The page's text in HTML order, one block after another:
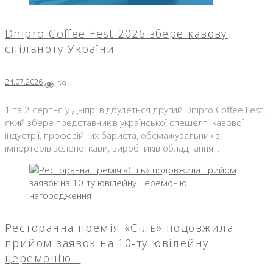
Dnipro Coffee Fest 2026 збере кавову
спільноту України
24.07.2026 59
1 та 2 серпня у Дніпрі відбудеться другий Dnipro Coffee Fest,
який збере представників української спешелті-кавової
індустрії, професійних бариста, обсмажувальників,
імпортерів зеленої кави, виробників обладнання,…
Ресторанна премія «Сіль» подовжила
прийом заявок на 10-ту ювілейну
церемонію…